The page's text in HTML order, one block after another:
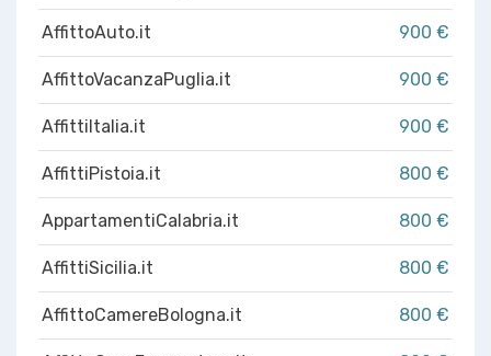
AffittoAuto.it 900 €
AffittoVacanzaPuglia.it 900 €
AffittiItalia.it 900 €
AffittiPistoia.it 800 €
AppartamentiCalabria.it 800 €
AffittiSicilia.it 800 €
AffittoCamereBologna.it 800 €